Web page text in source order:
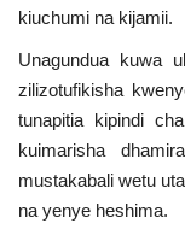
Language
English Swahili
kiuchumi na kijamii.
Unagundua kuwa
zilizotufikisha
tunapitia kipindi
kuimarisha
mustakabali wetu
na yenye heshima.